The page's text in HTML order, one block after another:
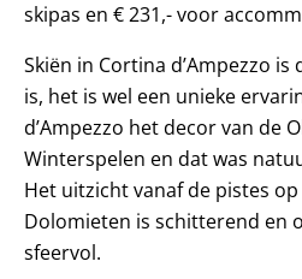
skipas en € 231,- voor
Skiën in Cortina d’Ampezzo
is, het is wel een unieke
d’Ampezzo het decor van de
Winterspelen en dat was
Het uitzicht vanaf de pistes
Dolomieten is schitterend en
sfeervol.